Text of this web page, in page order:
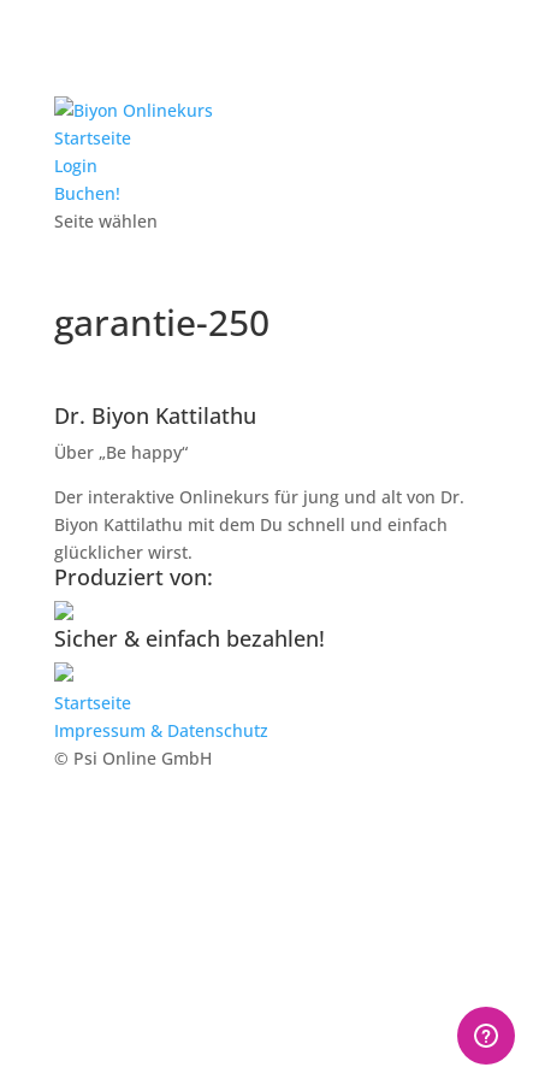
Startseite
Login
Buchen!
Seite wählen
garantie-250
Dr. Biyon Kattilathu
Über „Be happy“
Der interaktive Onlinekurs für jung und alt von Dr.
Biyon Kattilathu mit dem Du schnell und einfach
glücklicher wirst.
Produziert von:
Sicher & einfach bezahlen!
Startseite
Impressum & Datenschutz
© Psi Online GmbH